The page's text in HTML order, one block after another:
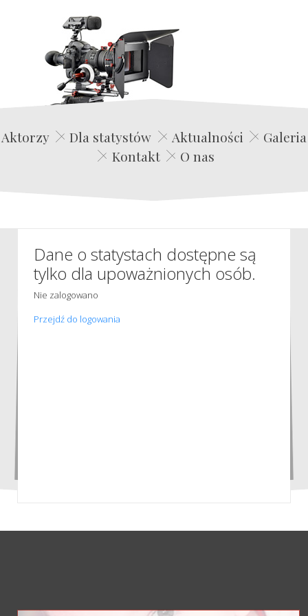
Edwin Film Agencja Aktorska
Aktorzy Dla statystów Aktualności
Galeria
Kontakt
O nas
Dane o statystach dostępne są
tylko dla upoważnionych osób.
Nie zalogowano
Przejdź do logowania